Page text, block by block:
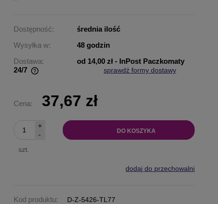
Dostępność:
średnia ilość
Wysyłka w:
48 godzin
Dostawa:
od 14,00 zł - InPost Paczkomaty
24/7
sprawdź formy dostawy
Cena: 37,67 zł
-
+
szt.
DO KOSZYKA
dodaj do przechowalni
Kod produktu: D-Z-5426-TL77